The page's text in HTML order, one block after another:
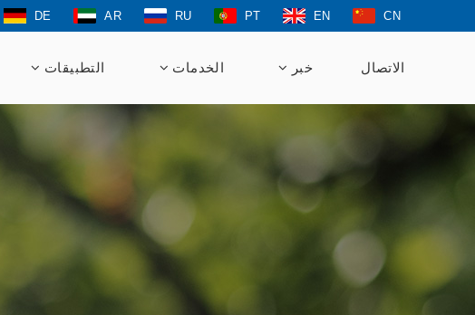
CN
EN
PT
RU
AR
DE
التطبيقات الخدمات خبر الاتصال